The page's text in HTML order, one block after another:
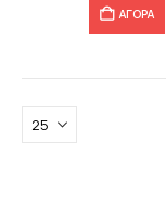
ΑΓΟΡΑ